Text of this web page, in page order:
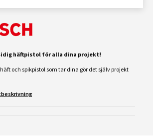
häftpistol för alla dina projekt!
och spikpistol som tar dina gör det själv projekt